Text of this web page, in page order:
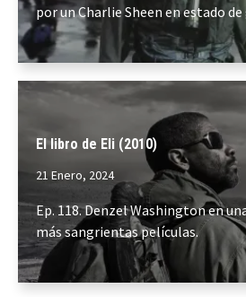
por un Charlie Sheen en estado de
El libro de Eli (2010)
21 Enero, 2024
Ep. 118. Denzel Washington en
más sangrientas películas.